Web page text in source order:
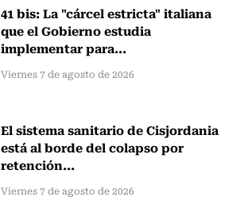
41 bis: La "cárcel estricta" italiana
que el Gobierno estudia
implementar para...
Viernes 7 de agosto de 2026
El sistema sanitario de Cisjordania
está al borde del colapso por
retención...
Viernes 7 de agosto de 2026